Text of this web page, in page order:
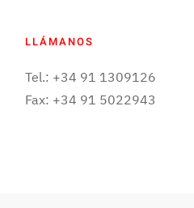
LLÁMANOS
Tel.: +34 91 1309126
Fax: +34 91 5022943